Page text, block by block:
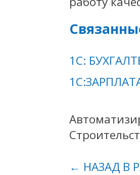
1С:
← НАЗАД В